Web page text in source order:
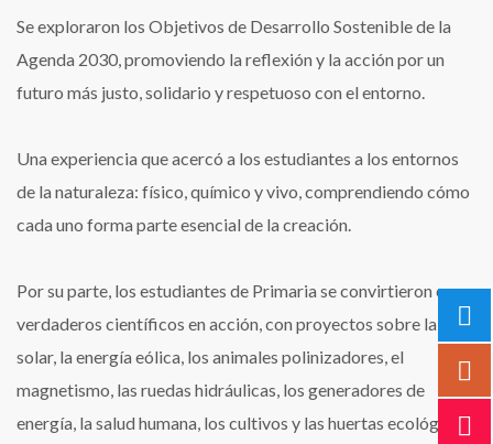
Se exploraron los Objetivos de Desarrollo Sostenible de la
Agenda 2030, promoviendo la reflexión y la acción por un
futuro más justo, solidario y respetuoso con el entorno.
Una experiencia que acercó a los estudiantes a los entornos
de la naturaleza: físico, químico y vivo, comprendiendo cómo
cada uno forma parte esencial de la creación.
Por su parte, los estudiantes de Primaria se convirtieron en
verdaderos científicos en acción, con proyectos sobre la luz
solar, la energía eólica, los animales polinizadores, el
magnetismo, las ruedas hidráulicas, los generadores de
energía, la salud humana, los cultivos y las huertas ecológicas.